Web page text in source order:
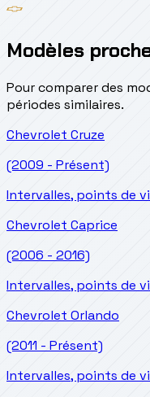
Modèles
Pour comparer des
périodes similaires.
Chevrolet Cruze
(2009 - Présent)
Intervalles, points de
Chevrolet Caprice
(2006 - 2016)
Intervalles, points de
Chevrolet Orlando
(2011 - Présent)
Intervalles, points de